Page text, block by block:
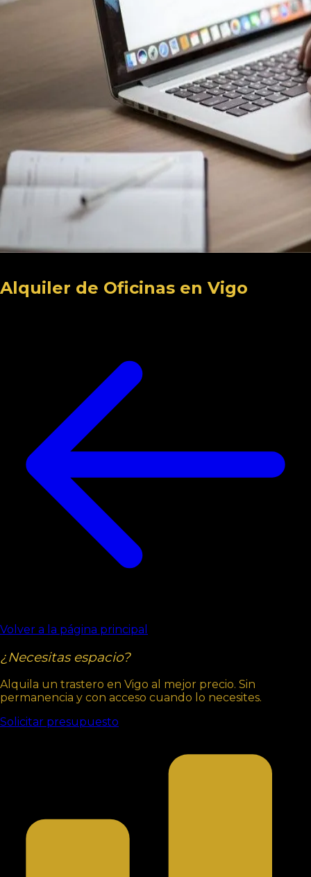
Alquiler de Oficinas en Vigo
Volver a la página principal
¿Necesitas espacio?
Alquila un trastero en Vigo al mejor precio. Sin
permanencia y con acceso cuando lo necesites.
Solicitar presupuesto